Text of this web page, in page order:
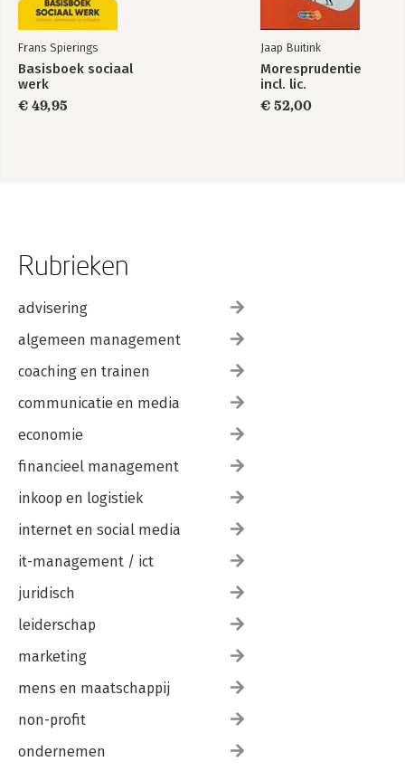
Frans Spierings
Basisboek sociaal
werk
€ 49,95
Jaap Buitink
Moresprudentie
incl. lic.
€ 52,00
Rubrieken
advisering
algemeen management
coaching en trainen
communicatie en media
economie
financieel management
inkoop en logistiek
internet en social media
it-management / ict
juridisch
leiderschap
marketing
mens en maatschappij
non-profit
ondernemen